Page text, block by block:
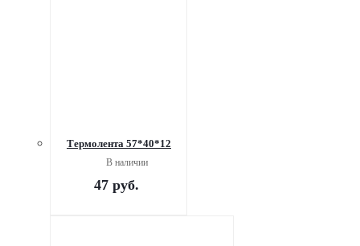
Термолента 57*40*12
В наличии
47руб.